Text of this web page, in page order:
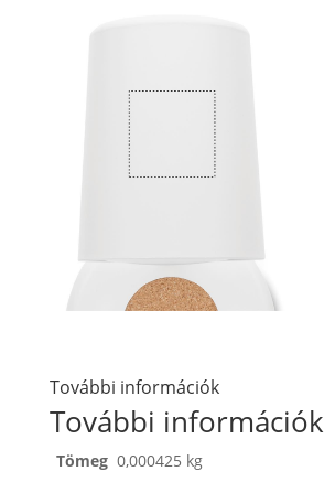
További információk
További információk
Tömeg 0,000425 kg